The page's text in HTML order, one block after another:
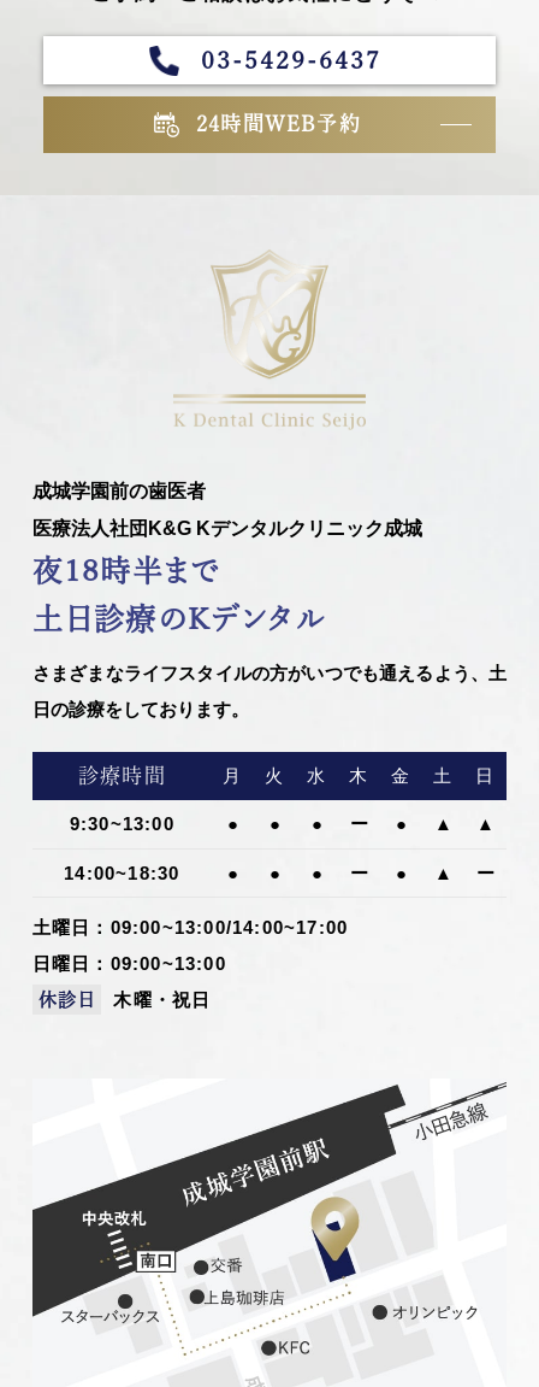
03-5429-6437
24時間WEB予約
成城学園前の歯医者
医療法人社団K&G Kデンタルクリニック成城
夜18時半まで
土日診療のKデンタル
さまざまなライフスタイルの方がいつでも通えるよう、土
日の診療をしております。
診療時間 月 火 水 木 金 土 日
9:30~13:00 ● ● ● ー ● ▲ ▲
14:00~18:30 ● ● ● ー ● ▲ ー
土曜日：09:00~13:00/14:00~17:00
日曜日：09:00~13:00
休診日 木曜・祝日